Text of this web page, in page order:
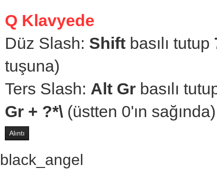
Q Klavyede
Düz Slash: Shift basılı tutup
tuşuna)
Ters Slash: Alt Gr basılı
Gr + ?*\ (üstten 0'ın sağında)
Alıntı
black_angel